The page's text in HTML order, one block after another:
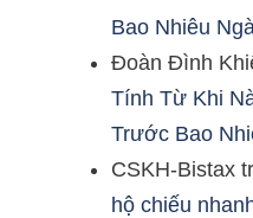
Bao Nhiêu
Đoàn Đình
Tính Từ Khi
Trước Bao
CSKH-Bistax
hộ chiếu